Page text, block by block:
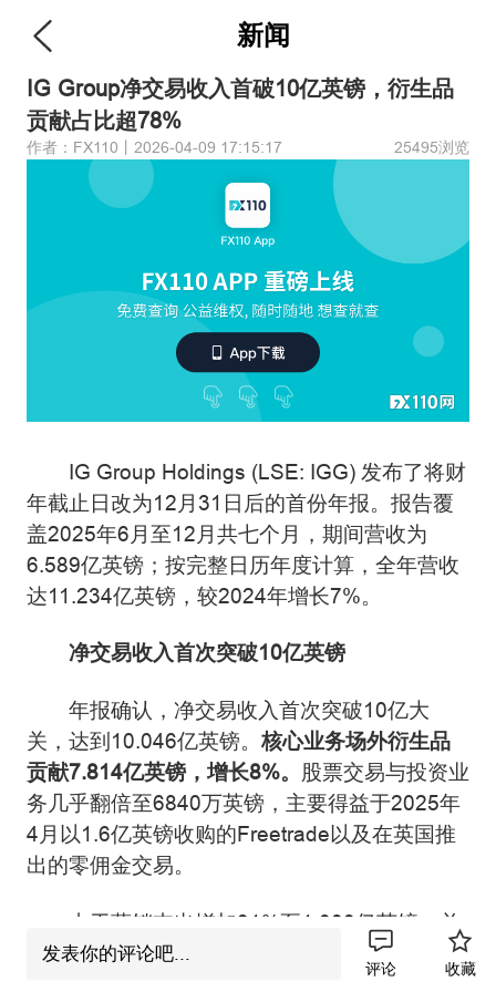
新闻
IG Group净交易收入首破10亿英镑，衍生品
贡献占比超78%
作者：FX110丨2026-04-09 17:15:17 25495浏览
IG Group Holdings (LSE: IGG) 发布了将财
年截止日改为12月31日后的首份年报。报告覆
盖2025年6月至12月共七个月，期间营收为
6.589亿英镑；按完整日历年度计算，全年营收
达11.234亿英镑，较2024年增长7%。
净交易收入首次突破10亿英镑
年报确认，净交易收入首次突破10亿大
关，达到10.046亿英镑。核心业务场外衍生品
贡献7.814亿英镑，增长8%。 股票交易与投资业
务几乎翻倍至6840万英镑，主要得益于2025年
4月以1.6亿英镑收购的Freetrade以及在英国推
出的零佣金交易。
由于营销支出增加31%至1.088亿英镑、并
购相关的法律及专业成本上升78%至6230万英
镑，EBITDA利润率从49.9%降至47.3%。基本
发表你的评论吧...
评论 收藏